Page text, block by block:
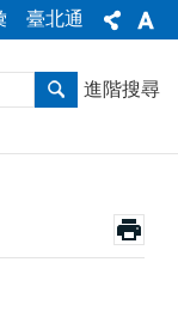
臺北通
進階搜尋